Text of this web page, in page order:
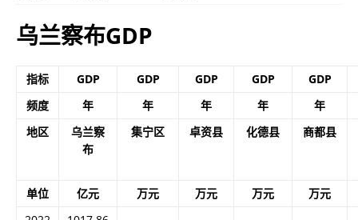
乌兰察布GDP
指标 GDP GDP GDP GDP
GDP
频度
年 年 年 年
年
地区
乌兰察
布
集宁区 卓资县 化德县 商都县
单位 亿元 万元 万元 万元
万元